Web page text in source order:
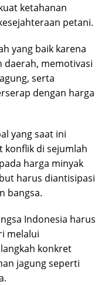
ketahanan
petani.
yang baik karena
memotivasi
serta
dengan harga
yang saat ini
konflik di sejumlah
harga minyak
harus diantisipasi
bangsa.
Indonesia harus
melalui
konkret
jagung seperti